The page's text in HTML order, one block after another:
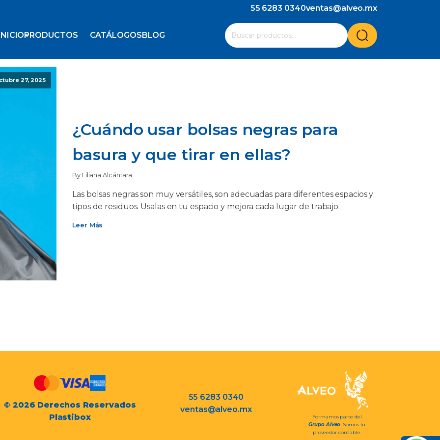
55 6283 0340ventas@alveo.mx
PRODUCTOS CATÁLOGOSBLOG
Buscar
por:
Cuando hay resultados autocompletados, puedes
27, 2025
¿Cuándo usar bolsas negras para
basura y que tirar en ellas?
By Liliana Alcántara
Las bolsas negras son muy versátiles, son adecuadas para diferentes espacios y
tipos de residuos. Usalas en tu espacio y mejora cada lugar de trabajo.
Leer Más
© 2026 Derechos Reservados
Plastibox
55 6283 0340
ventas@alveo.mx
Formamos parte del
Grupo Alveo. Somos tu
proveedor confiable.